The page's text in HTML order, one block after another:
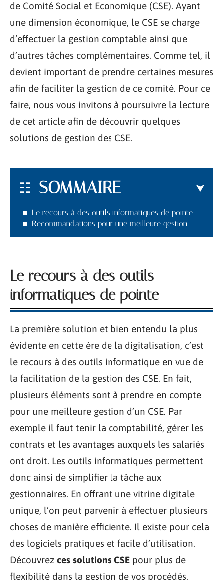
de Comité Social et Economique (CSE). Ayant
une dimension économique, le CSE se charge
d’effectuer la gestion comptable ainsi que
d’autres tâches complémentaires. Comme tel, il
devient important de prendre certaines mesures
afin de faciliter la gestion de ce comité. Pour ce
faire, nous vous invitons à poursuivre la lecture
de cet article afin de découvrir quelques
solutions de gestion des CSE.
SOMMAIRE
Le recours à des outils informatiques de pointe
Recommandations pour une meilleure gestion
Le recours à des outils
informatiques de pointe
La première solution et bien entendu la plus
évidente en cette ère de la digitalisation, c’est
le recours à des outils informatique en vue de
la facilitation de la gestion des CSE. En fait,
plusieurs éléments sont à prendre en compte
pour une meilleure gestion d’un CSE. Par
exemple il faut tenir la comptabilité, gérer les
contrats et les avantages auxquels les salariés
ont droit. Les outils informatiques permettent
donc ainsi de simplifier la tâche aux
gestionnaires. En offrant une vitrine digitale
unique, l’on peut parvenir à effectuer plusieurs
choses de manière efficiente. Il existe pour cela
des logiciels pratiques et facile d’utilisation.
Découvrez ces solutions CSE pour plus de
flexibilité dans la gestion de vos procédés.